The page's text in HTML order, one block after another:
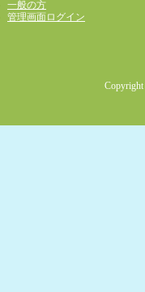
一般の方
管理画面ログイン
Copyright